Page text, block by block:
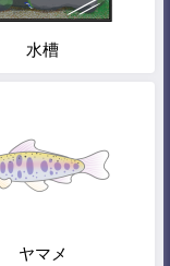
水槽
ヤマメ